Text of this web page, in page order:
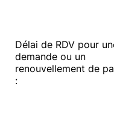
Délai de RDV pour
demande ou un
renouvellement de
: